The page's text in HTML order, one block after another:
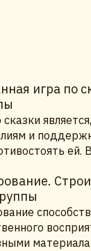
игра по
и